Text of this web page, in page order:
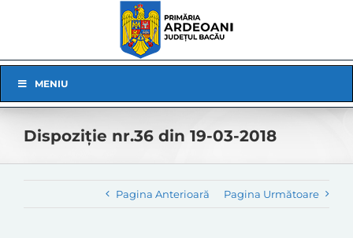
Navigation
MENIU
Dispoziție nr.36 din 19-03-2018
Pagina Anterioară Pagina Următoare